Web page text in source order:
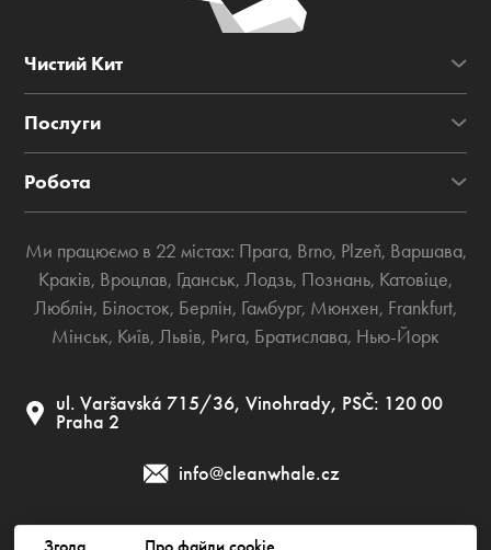
Чистий Кит
Послуги
Робота
Ми працюємо в 22 містах: Прага, Brno, Plzeň, Варшава,
Краків, Вроцлав, Гданськ, Лодзь, Познань, Катовіце,
Люблін, Білосток, Берлін, Гамбург, Мюнхен, Frankfurt,
Мінськ, Київ, Львів, Рига, Братислава, Нью-Йорк
ul. Varšavská 715/36, Vinohrady, PSČ: 120 00
Praha 2
info@cleanwhale.cz